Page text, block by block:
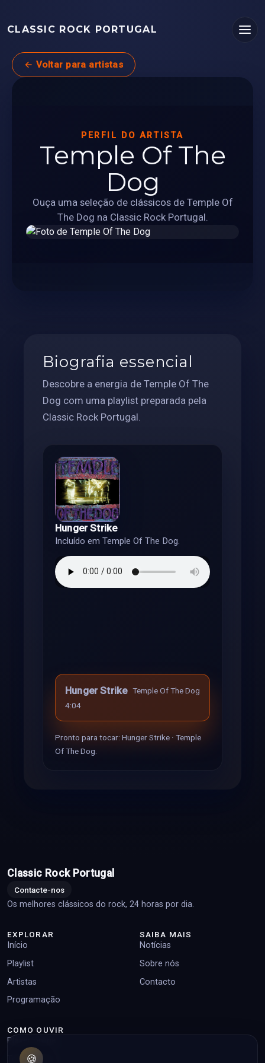
CLASSIC ROCK PORTUGAL
← Voltar para artistas
PERFIL DO ARTISTA
Temple Of The
Dog
Ouça uma seleção de clássicos de Temple Of
The Dog na Classic Rock Portugal.
Biografia essencial
Descobre a energia de Temple Of The
Dog com uma playlist preparada pela
Classic Rock Portugal.
Hunger Strike
Incluído em Temple Of The Dog.
Hunger Strike Temple Of The Dog
4:04
Pronto para tocar: Hunger Strike · Temple
Of The Dog.
Classic Rock Portugal
Contacte-nos
Os melhores clássicos do rock, 24 horas por dia.
EXPLORAR
Início
Playlist
Artistas
Programação
SAIBA MAIS
Notícias
Sobre nós
Contacto
COMO OUVIR
Player online
Top pedidos
🍪